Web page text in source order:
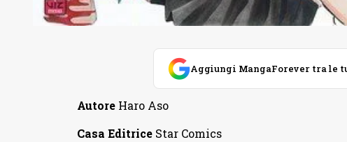
Aggiungi MangaForever tra le
AutoreHaro Aso
Casa Editrice Star Comics